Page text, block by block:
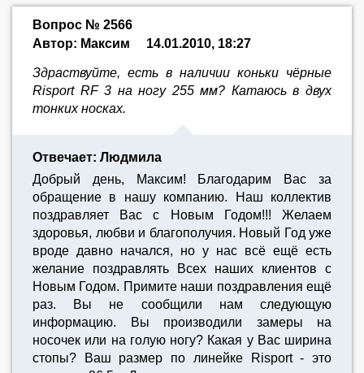
Вопрос № 2566
Автор: Максим
14.01.2010, 18:27
Здраствуйте, есть в наличии коньки чёрные
Risport RF 3 на ногу 255 мм? Катаюсь в двух
тонких носках.
Отвечает: Людмила
Добрый день, Максим! Благодарим Вас за
обращение в нашу компанию. Наш коллектив
поздравляет Вас с Новым Годом!!! Желаем
здоровья, любви и благополучия. Новый Год уже
вроде давно начался, но у нас всё ещё есть
желание поздравлять Всех наших клиентов с
Новым Годом. Примите наши поздравления ещё
раз. Вы не сообщили нам следующую
информацию. Вы производили замеры на
носочек или на голую ногу? Какая у Вас ширина
стопы? Ваш размер по линейке Risport - это